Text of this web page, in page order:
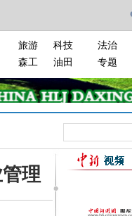
旅游
科技
森工
油田
法治
专题
理